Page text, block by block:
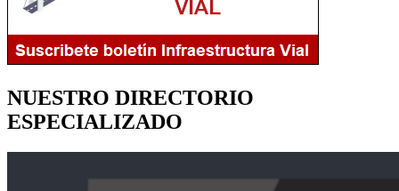
NUESTRO DIRECTORIO
ESPECIALIZADO